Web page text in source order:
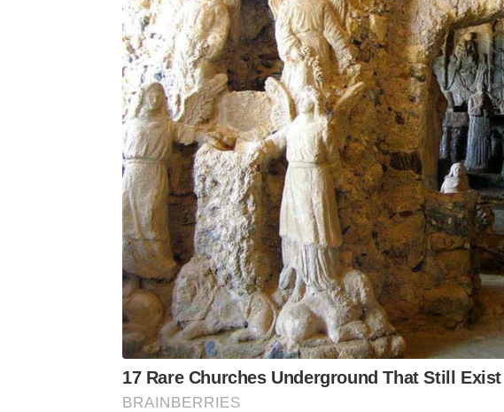
17 Rare Churches Underground That Still Exist
BRAINBERRIES